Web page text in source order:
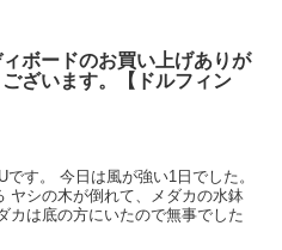
ボードのお買い上げありが
ございます。【ドルフィン
す。 今日は風が強い1日でした。
ヤシの木が倒れて、メダカの水鉢
カは底の方にいたので無事でした